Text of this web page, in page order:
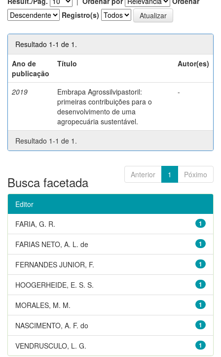
Registro(s)
Resultado 1-1 de 1.
Ano de
publicação
Título Autor(es)
2019
Embrapa Agrossilvipastoril:
primeiras contribuições para o
desenvolvimento de uma
agropecuária sustentável.
-
Resultado 1-1 de 1.
Anterior 1 Póximo
Busca facetada
Editor
1
FARIA, G. R.
1
FARIAS NETO, A. L. de
1
FERNANDES JUNIOR, F.
1
HOOGERHEIDE, E. S. S.
1
MORALES, M. M.
1
NASCIMENTO, A. F. do
1
VENDRUSCULO, L. G.